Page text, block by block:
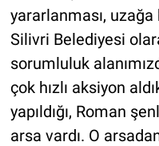
yararlanması,
Silivri Belediyesi
sorumluluk
çok hızlı aksiyon
yapıldığı, Roman
arsa vardı. O